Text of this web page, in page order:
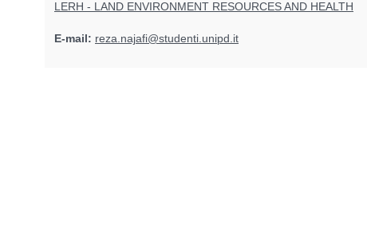
LERH - LAND ENVIRONMENT RESOURCES AND HEALTH
E-mail: reza.najafi@studenti.unipd.it